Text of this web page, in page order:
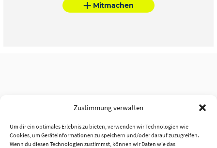
Zustimmung verwalten
Um dir ein optimales Erlebnis zu bieten, verwenden wir Technologien wie
Cookies, um Geräteinformationen zu speichern und/oder darauf zuzugreifen.
Wenn du diesen Technologien zustimmst, können wir Daten wie das
Mitmachen